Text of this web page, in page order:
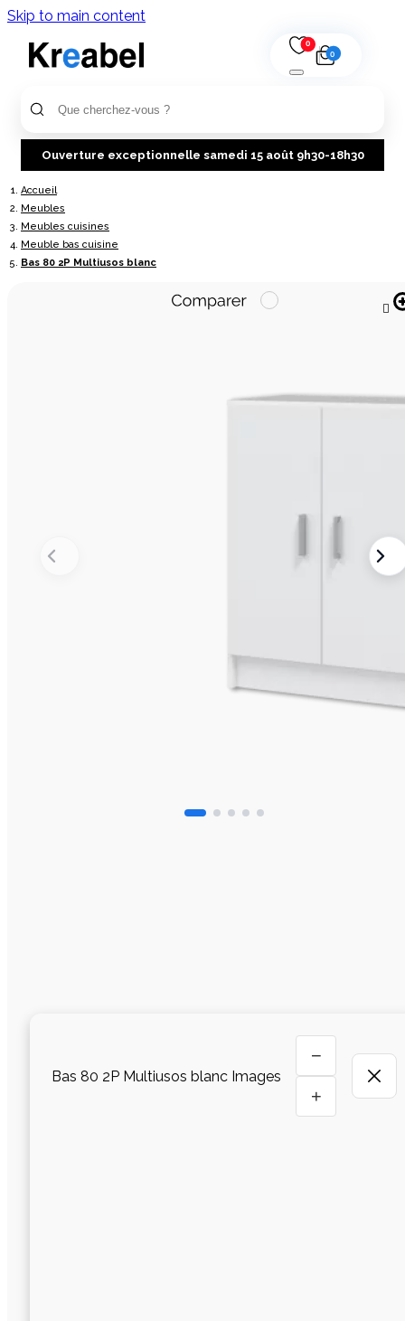
Skip to main content
0
0
Ouverture exceptionnelle samedi 15 août 9h30-18h30
Accueil
Meubles
Meubles cuisines
Meuble bas cuisine
Bas 80 2P Multiusos blanc

Bas 80 2P Multiusos blanc Images
−
+